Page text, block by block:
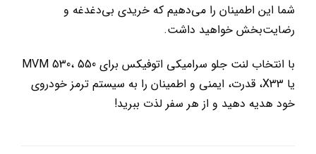
شما این اطمینان را می‌دهیم که خریدی بی‌دغدغه و
رضایت‌بخش خواهید داشت.
با انتخاب لنت جلو سرامیکی اتوفیکس برای MVM 530، 550
یا X33، قدرت، ایمنی و اطمینان را به سیستم ترمز خودروی
خود هدیه دهید و از هر سفر لذت ببرید!